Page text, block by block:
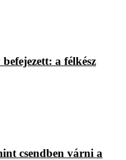
a félkész
csendben várni a